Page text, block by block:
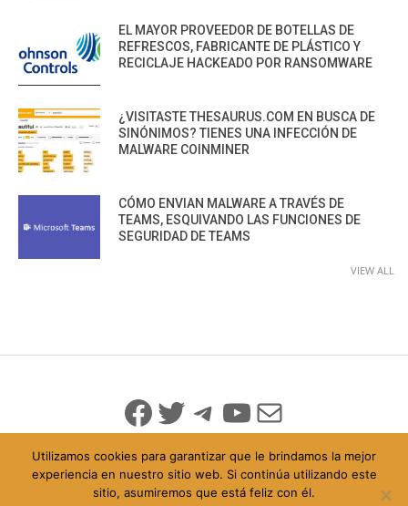
EL MAYOR PROVEEDOR DE BOTELLAS DE
REFRESCOS, FABRICANTE DE PLÁSTICO Y
RECICLAJE HACKEADO POR RANSOMWARE
¿VISITASTE THESAURUS.COM EN BUSCA DE
SINÓNIMOS? TIENES UNA INFECCIÓN DE
MALWARE COINMINER
CÓMO ENVIAN MALWARE A TRAVÉS DE
TEAMS, ESQUIVANDO LAS FUNCIONES DE
SEGURIDAD DE TEAMS
VIEW ALL
Facebook
Twitter
Telegram
YouTube
Mail
© 2026 Todo Derechos Reservados
Utilizamos cookies para garantizar que le brindamos la mejor
experiencia en nuestro sitio web. Si continúa utilizando este
sitio, asumiremos que está feliz con él.